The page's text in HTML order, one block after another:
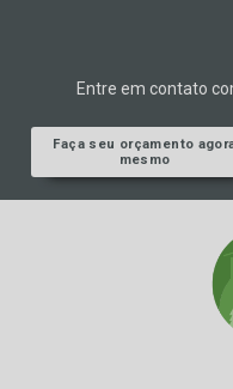
Entre em contato
Faça seu orçamento
mesmo